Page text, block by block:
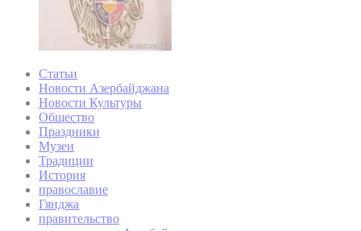
Статьи
Новости Азербайджана
Новости Культуры
Общество
Праздники
Музеи
Традиции
История
православие
Гянджа
правительство